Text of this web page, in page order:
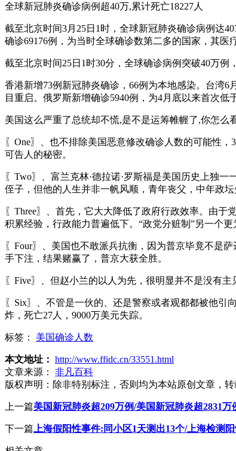
全球新冠肺炎确诊病例超40万,累计死亡18227人
截至北京时间3月25日1时，全球新冠肺炎确诊病例达
确诊69176例，为当时全球确诊数第二多的国家，其医
截至北京时间25日1时30分，全球确诊病例突破40万例
香港新增73例新冠肺炎确诊，66例为本地感染。台湾
目重启。俄罗斯新增确诊5940例，为4月底以来首次低
美国这么严重了总统却不慌,是不是运筹帷幄了,你怎么
〖One〗、也不排除美国恶意修改确诊人数的可能性
可告人的秘密。
〖Two〗、富兰克林·德拉诺·罗斯福是美国历史上独
侄子，但他的人生并非一帆风顺，青年丧父，中年政
〖Three〗、首先，它大大降低了政府行政效率。由
积累经验，行政能力普遍低下。“政党分赃制”另一个更
〖Four〗、美国也不敢派兵抗衡，因为普京毕竟不是
手下注，结果赌赢了，普京大获全胜。
〖Five〗、但赵小兰的以人为先，很明显并不是没有主
〖Six〗、不管是一伙的、还是警察或者观都都被他
炸，死亡27人，9000万美元失踪。
标签： 美国确诊人数
本文地址： http://www.ffidc.cn/33551.html
文章来源：
非凡百科
版权声明： 除非特别标注，否则均为本站原创文章，
上一篇美国新冠肺炎超209万例/美国新冠肺炎超2831万
下一篇 上海假阳性事件:同小区1天测出13个/上海检测